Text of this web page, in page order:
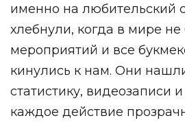
именно на любительский
хлебнули, когда в мире
мероприятий и все
кинулись к нам. Они
статистику, видеозаписи
каждое действие